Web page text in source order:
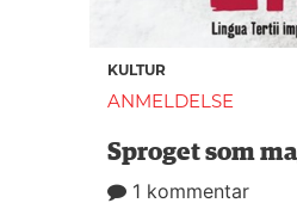
KULTUR
ANMELDELSE
Sproget som
1 kommentar